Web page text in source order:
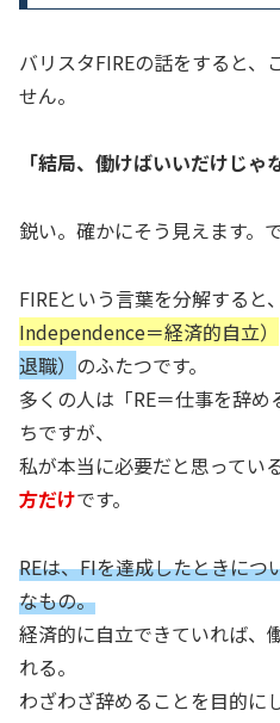
バリスタFIREの話をすると、
せん。
「結局、働けばいいだけじゃ
鋭い。確かにそう見えます。
FIREという言葉を分解すると、
Independence＝経済的自立）
退職） のふたつです。
多くの人は「RE＝仕事を辞
ちですが、
私が本当に必要だと思ってい
方だけです。
REは、FIを達成したときに
なもの。
経済的に自立できていれば、
れる。
わざわざ辞めることを目的に